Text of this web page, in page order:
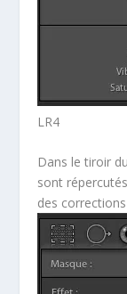
LR4
Dans le tiroir
sont
des